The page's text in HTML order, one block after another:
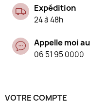
Expédition
24 à 48h
Appelle moi au
06 51 95 0000
VOTRE COMPTE